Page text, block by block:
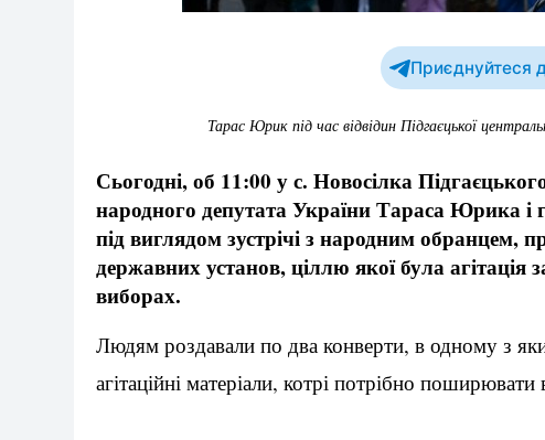
Приєднуйтеся
Тарас Юрик під час відвідин Підгаєцької
Сьогодні, об 11:00 у с. Новосілка
народного депутата України Тараса Юрика і
під виглядом зустрічі з народним обранцем,
державних установ, ціллю якої була агітація
виборах.
Людям роздавали по два конверти, в одному з
агітаційні матеріали, котрі потрібно поширювати